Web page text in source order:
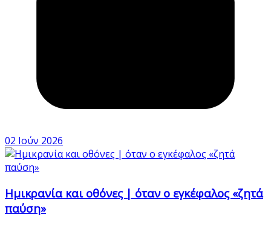
02 Ιούν 2026
Ημικρανία και οθόνες | όταν ο εγκέφαλος «ζητά
παύση»